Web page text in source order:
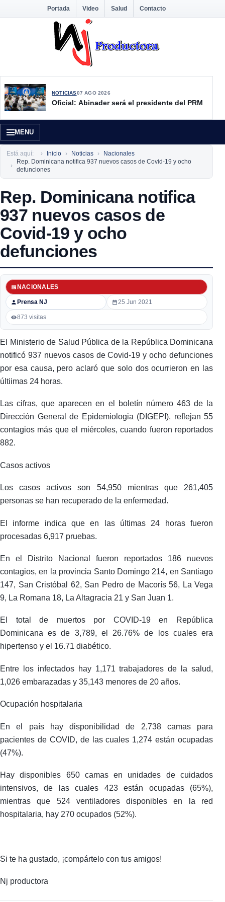
Portada Video Salud Contacto
NOTICIAS07 AGO 2026
Oficial: Abinader será el presidente del PRM
MENU
Está aquí: Inicio Noticias
Nacionales
Rep. Dominicana notifica 937 nuevos casos de Covid-19 y ocho
defunciones
Rep. Dominicana notifica
937 nuevos casos de
Covid-19 y ocho
defunciones
Prensa NJ
NACIONALES
25 Jun 2021
873 visitas
El Ministerio de Salud Pública de la República Dominicana
notificó 937 nuevos casos de Covid-19 y ocho defunciones
por esa causa, pero aclaró que solo dos ocurrieron en las
últiimas 24 horas.
Las cifras, que aparecen en el boletín número 463 de la
Dirección General de Epidemiologia (DIGEPI), reflejan 55
contagios más que el miércoles, cuando fueron reportados
882.
Casos activos
Los casos activos son 54,950 mientras que 261,405
personas se han recuperado de la enfermedad.
El informe indica que en las últimas 24 horas fueron
procesadas 6,917 pruebas.
En el Distrito Nacional fueron reportados 186 nuevos
contagios, en la provincia Santo Domingo 214, en Santiago
147, San Cristóbal 62, San Pedro de Macorís 56, La Vega
9, La Romana 18, La Altagracia 21 y San Juan 1.
El total de muertos por COVID-19 en República
Dominicana es de 3,789, el 26.76% de los cuales era
hipertenso y el 16.71 diabético.
Entre los infectados hay 1,171 trabajadores de la salud,
1,026 embarazadas y 35,143 menores de 20 años.
Ocupación hospitalaria
En el país hay disponibilidad de 2,738 camas para
pacientes de COVID, de las cuales 1,274 están ocupadas
(47%).
Hay disponibles 650 camas en unidades de cuidados
intensivos, de las cuales 423 están ocupadas (65%),
mientras que 524 ventiladores disponibles en la red
hospitalaria, hay 270 ocupados (52%).
Si te ha gustado, ¡compártelo con tus amigos!
Nj productora